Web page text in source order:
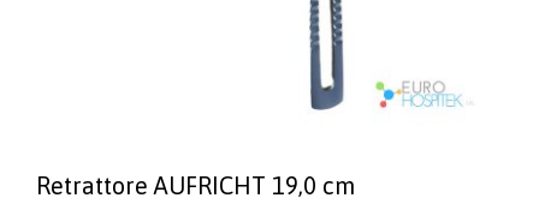
Retrattore AUFRICHT 19,0 cm